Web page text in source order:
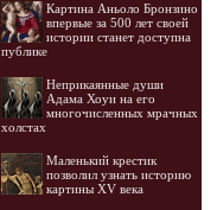
Картина Аньоло Бронзино
впервые за 500 лет своей
истории станет доступна
публике
Неприкаянные души
Адама Хоуи на его
многочисленных мрачных
холстах
Маленький крестик
позволил узнать историю
картины XV века